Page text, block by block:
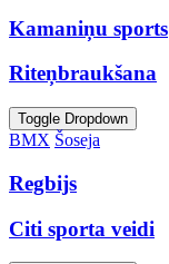
Kamaniņu sports
Riteņbraukšana
Toggle Dropdown
BMX Šoseja
Regbijs
Citi sporta veidi